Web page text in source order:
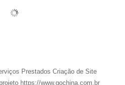
Prestados Criação de Site
https://www.gochina.com.br